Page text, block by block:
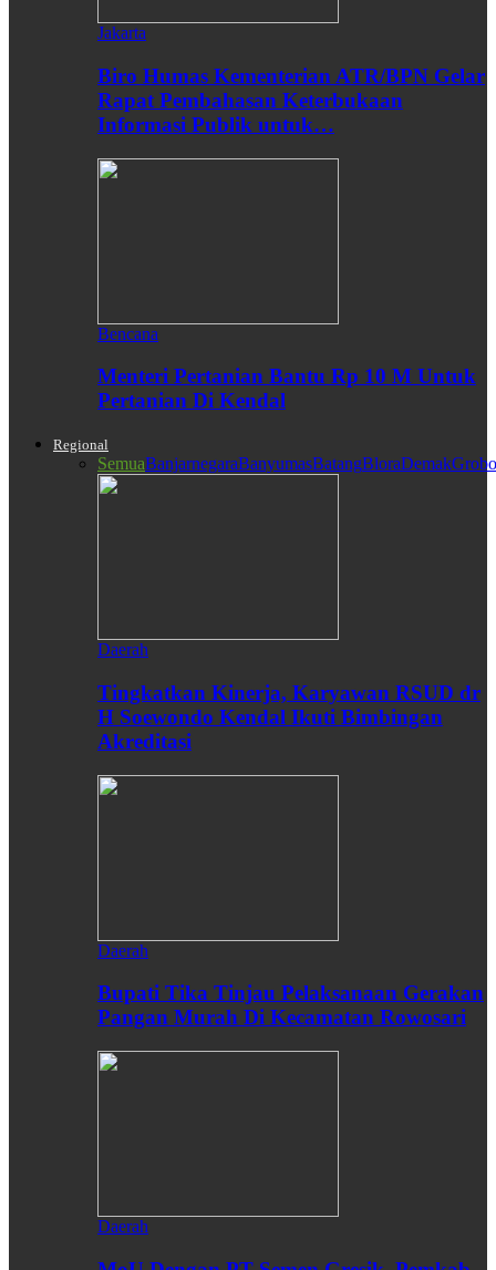
Jakarta
Biro Humas Kementerian ATR/BPN Gelar
Rapat Pembahasan Keterbukaan
Informasi Publik untuk…
Bencana
Menteri Pertanian Bantu Rp 10 M Untuk
Pertanian Di Kendal
Regional
SemuaBanjarnegaraBanyumasBatangBloraDemak
Daerah
Tingkatkan Kinerja, Karyawan RSUD dr
H Soewondo Kendal Ikuti Bimbingan
Akreditasi
Daerah
Bupati Tika Tinjau Pelaksanaan Gerakan
Pangan Murah Di Kecamatan Rowosari
Daerah